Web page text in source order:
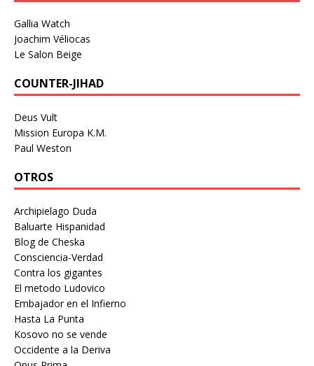
Gallia Watch
Joachim Véliocas
Le Salon Beige
COUNTER-JIHAD
Deus Vult
Mission Europa K.M.
Paul Weston
OTROS
Archipielago Duda
Baluarte Hispanidad
Blog de Cheska
Consciencia-Verdad
Contra los gigantes
El metodo Ludovico
Embajador en el Infierno
Hasta La Punta
Kosovo no se vende
Occidente a la Deriva